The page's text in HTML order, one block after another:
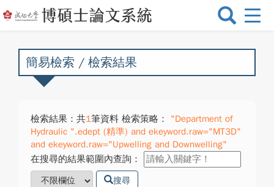
選
換
簡易檢索 / 檢索結果
檢索結果：共1筆資料 檢索策略：
"Department of
Hydraulic ".edept (精準) and ekeyword.raw="MT3D"
and ekeyword.raw="Upwelling and Downwelling"
在搜尋的結果範圍內查詢：
搜尋